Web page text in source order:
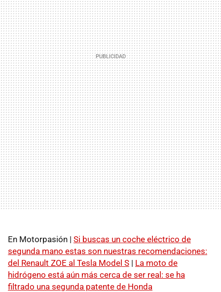
En Motorpasión | Si buscas un coche eléctrico de
segunda mano estas son nuestras recomendaciones:
del Renault ZOE al Tesla Model S | La moto de
hidrógeno está aún más cerca de ser real: se ha
filtrado una segunda patente de Honda